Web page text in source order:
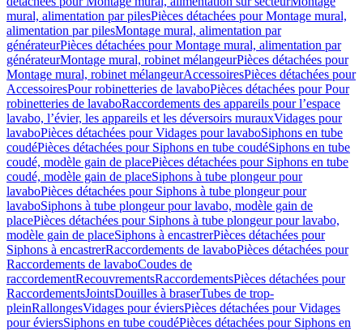
mural, alimentation par pilesPièces détachées pour Montage mural,
alimentation par pilesMontage mural, alimentation par
générateurPièces détachées pour Montage mural, alimentation par
générateurMontage mural, robinet mélangeurPièces détachées pour
Montage mural, robinet mélangeurAccessoiresPièces détachées pour
AccessoiresPour robinetteries de lavaboPièces détachées pour Pour
robinetteries de lavaboRaccordements des appareils pour l’espace
lavabo, l’évier, les appareils et les déversoirs murauxVidages pour
lavaboPièces détachées pour Vidages pour lavaboSiphons en tube
coudéPièces détachées pour Siphons en tube coudéSiphons en tube
coudé, modèle gain de placePièces détachées pour Siphons en tube
coudé, modèle gain de placeSiphons à tube plongeur pour
lavaboPièces détachées pour Siphons à tube plongeur pour
lavaboSiphons à tube plongeur pour lavabo, modèle gain de
placePièces détachées pour Siphons à tube plongeur pour lavabo,
modèle gain de placeSiphons à encastrerPièces détachées pour
Siphons à encastrerRaccordements de lavaboPièces détachées pour
Raccordements de lavaboCoudes de
raccordementRecouvrementsRaccordementsPièces détachées pour
RaccordementsJointsDouilles à braserTubes de trop-
pleinRallongesVidages pour éviersPièces détachées pour Vidages
pour éviersSiphons en tube coudéPièces détachées pour Siphons en